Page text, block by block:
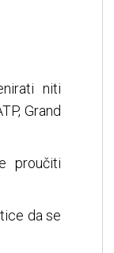
niti
Grand
proučiti
da se